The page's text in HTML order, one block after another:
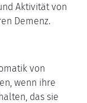
Aktivität von
Demenz.
von
wenn ihre
das sie